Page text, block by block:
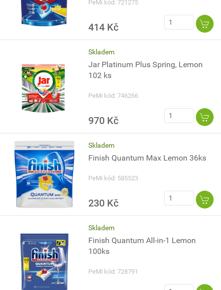
PeMi kód: 721275
414 Kč
Skladem
Jar Platinum Plus Spring, Lemon
102 ks
PeMi kód: 746266
970 Kč
Skladem
Finish Quantum Max Lemon 36ks
PeMi kód: 585523
230 Kč
Skladem
Finish Quantum All-in-1 Lemon
100ks
PeMi kód: 728791